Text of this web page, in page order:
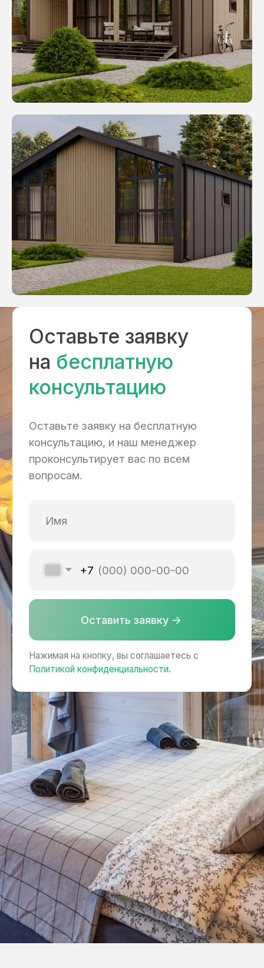
Оставьте заявку
набесплатную
консультацию
Оставьте заявку на бесплатную
консультацию, и наш менеджер
проконсультирует вас по всем
вопросам.
Оставить заявку ->
Нажимая на кнопку, вы соглашаетесь с
Планировка дома
Похожие проекты
Проекты